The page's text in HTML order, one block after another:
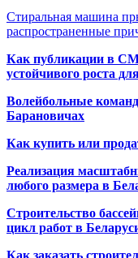
Стиральная машина
распространенные
Как публикации в
устойчивого роста
Волейбольные
Барановичах
Как купить или
Реализация
любого размера в
Строительство
цикл работ в
Как заказать